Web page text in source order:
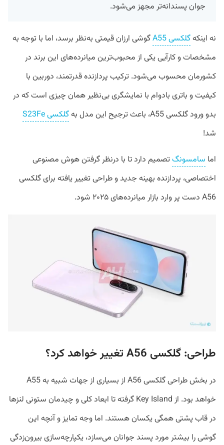
جوان پسندانه‌تر مجهز می‌شود.
نه اینکهگلکسی A55
گوشی ارزان قیمتی به‌نظر برسد، اما با توجه به
مشخصات و کارآیی یکی از محبوب‌ترین میانرده‌های این برند در
کشورمان محسوب می‌شود. ترکیب پردازنده قدرتمند، دوربین با
کیفیت و باتری بادوام با نمایشگری بی‌نظیر همان چیزی است که در
بدو ورود گلکسی A55، باعث ترجیح این مدل به
گلکسی S23Fe
شد!
اما سامسونگ تصمیم دارد تا با درنظر گرفتن هوش مصنوعی
اختصاصی، پردازنده بهینه جدید و طراحی تغییر یافته برای گلکسی
A56 دست پر وارد بازار میانرده‌های ۲۰۲۵ شود.
طراحی: گلکسی A56 تغییر خواهد کرد؟
در بخش طراحی گلکسی A56 از بسیاری از جهات شبیه به A55
خواهد بود. از Key Island گرفته تا ابعاد کلی و چیدمان ستونی لنز‌ها
در قاب پشتی همگی یکسان هستند. اما وجه تمایز و آنچه این
گوشی را بیشتر مورد پسند جوانان می‌سازد، یکپارچه‌سازی بیرون‌زدگی